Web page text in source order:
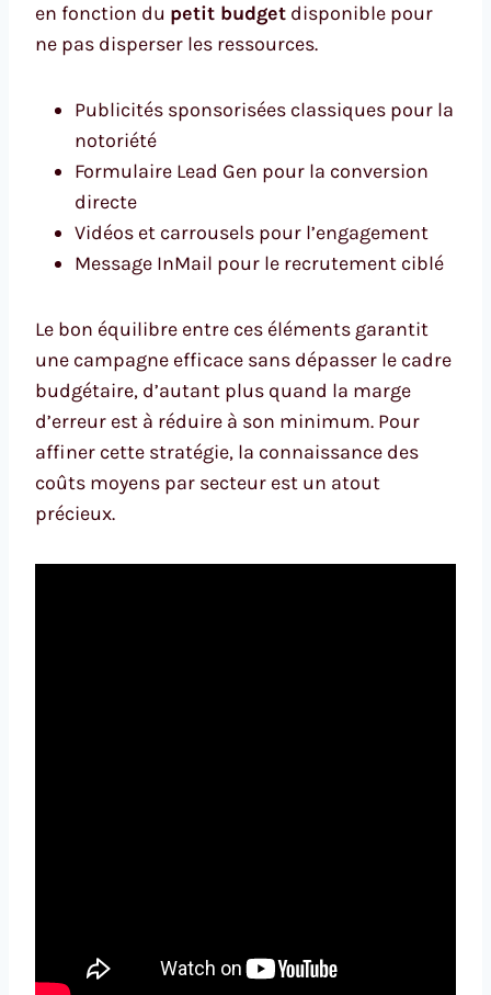
en fonction du petit budget disponible pour
ne pas disperser les ressources.
Publicités sponsorisées classiques pour la
notoriété
Formulaire Lead Gen pour la conversion
directe
Vidéos et carrousels pour l’engagement
Message InMail pour le recrutement ciblé
Le bon équilibre entre ces éléments garantit
une campagne efficace sans dépasser le cadre
budgétaire, d’autant plus quand la marge
d’erreur est à réduire à son minimum. Pour
affiner cette stratégie, la connaissance des
coûts moyens par secteur est un atout
précieux.